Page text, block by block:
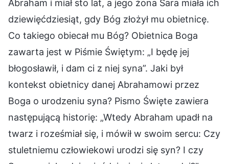
Abraham i miał sto lat, a jego żona Sara miała ich
dziewięćdziesiąt, gdy Bóg złożył mu obietnicę.
Co takiego obiecał mu Bóg? Obietnica Boga
zawarta jest w Piśmie Świętym: „I będę jej
błogosławił, i dam ci z niej syna”. Jaki był
kontekst obietnicy danej Abrahamowi przez
Boga o urodzeniu syna? Pismo Święte zawiera
następującą historię: „Wtedy Abraham upadł na
twarz i roześmiał się, i mówił w swoim sercu: Czy
stuletniemu człowiekowi urodzi się syn? I czy